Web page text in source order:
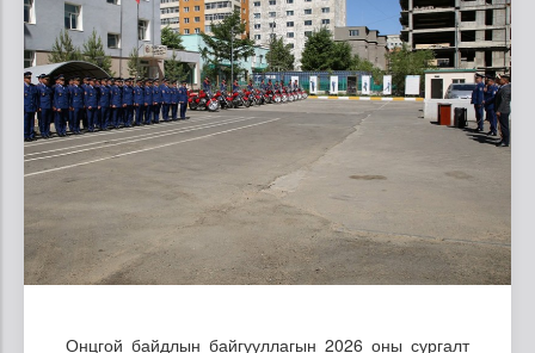
Онцгой байдлын байгууллагын 2026 оны сургалт